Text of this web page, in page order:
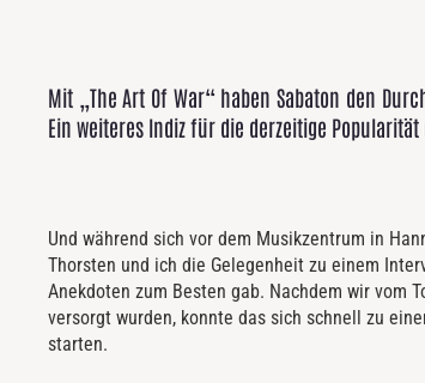
Mit „The Art Of War“ haben Sabaton den
Ein weiteres Indiz für die derzeitige
Und während sich vor dem Musikzentrum in
Thorsten und ich die Gelegenheit zu einem
Anekdoten zum Besten gab. Nachdem wir vom
versorgt wurden, konnte das sich schnell zu
starten.